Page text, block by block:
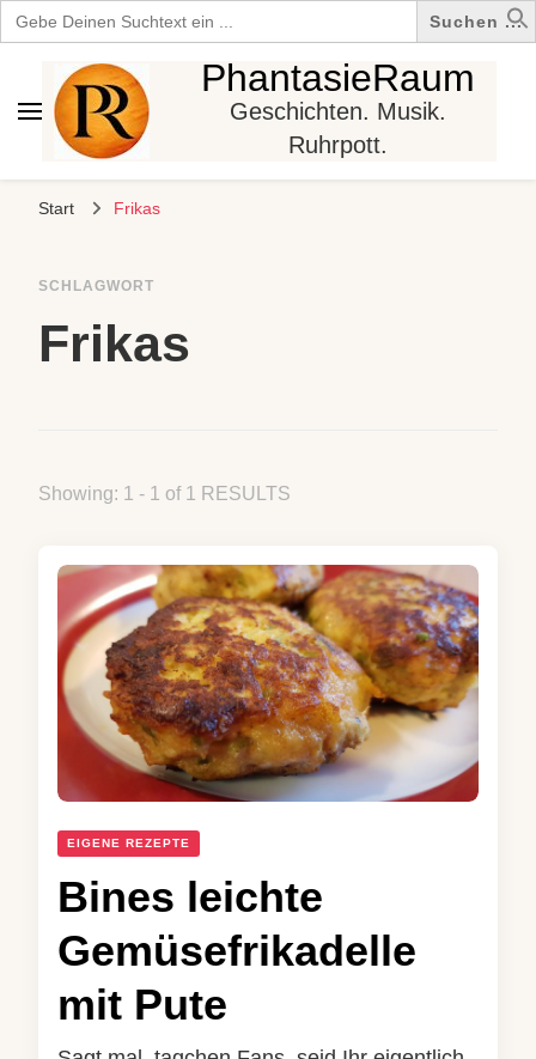
Search
for:
PhantasieRaum
Geschichten. Musik.
Ruhrpott.
Start Frikas
SCHLAGWORT
Frikas
Showing: 1 - 1 of 1 RESULTS
EIGENE REZEPTE
Bines leichte
Gemüsefrikadelle
mit Pute